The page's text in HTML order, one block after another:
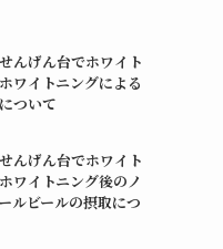
せんげん台でホワイト
ワイトニングによる
ついて
せんげん台でホワイト
ワイトニング後のノ
ルビールの摂取につ